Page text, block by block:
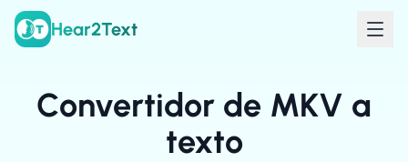
Hear2Text
Convertidor de MKV a
texto